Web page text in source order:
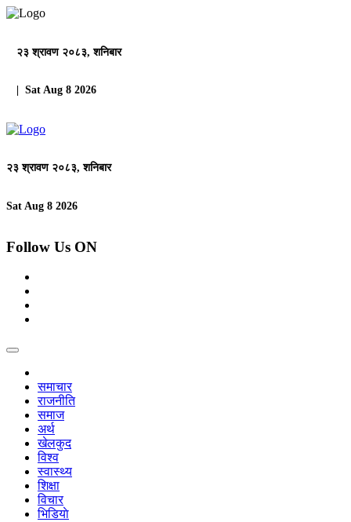
२३ श्रावण २०८३, शनिबार
| Sat Aug 8 2026
२३ श्रावण २०८३, शनिबार
Sat Aug 8 2026
Follow Us ON
समाचार
राजनीति
समाज
अर्थ
खेलकुद
विश्व
स्वास्थ्य
शिक्षा
विचार
भिडियाे